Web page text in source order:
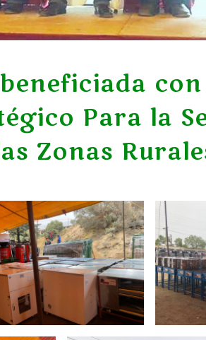
Para la
Zonas